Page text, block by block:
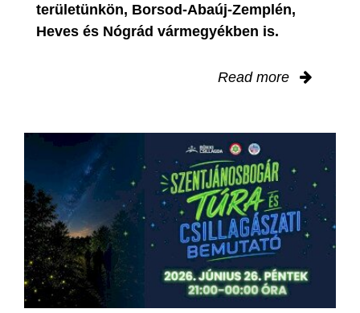
területünkön, Borsod-Abaúj-Zemplén,
Heves és Nógrád vármegyékben is.
Read more